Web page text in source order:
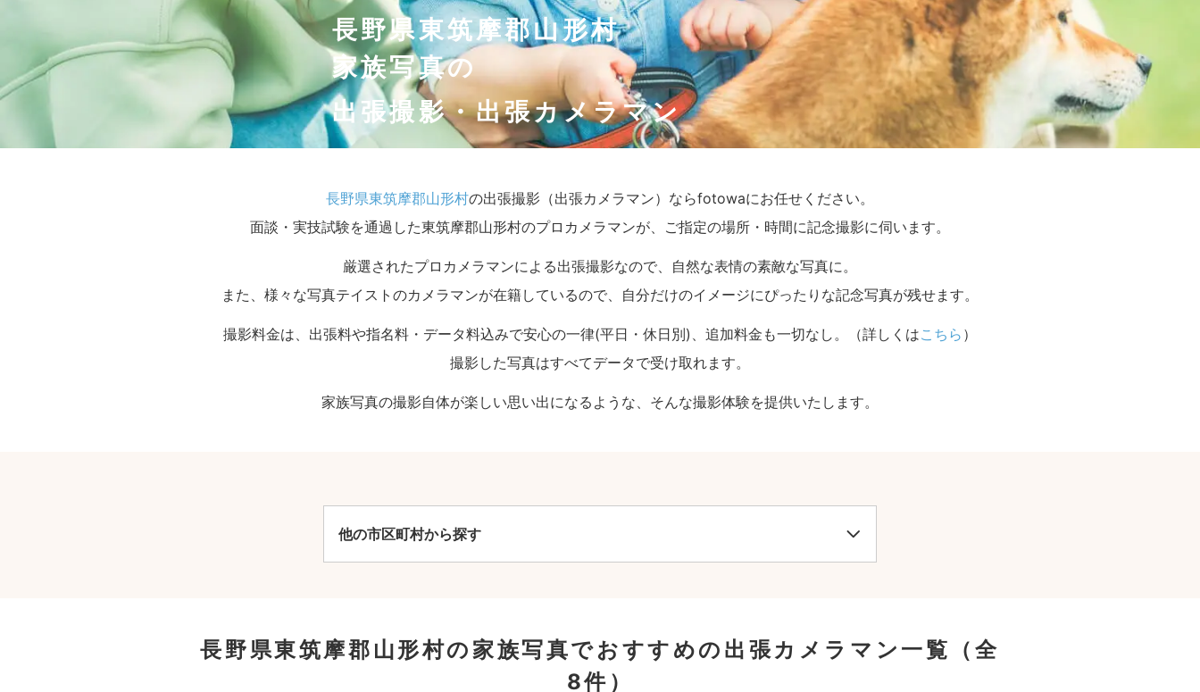
長野県東筑摩郡山形村
家族写真の
出張撮影・出張カメラマン
長野県東筑摩郡山形村の出張撮影（出張カメラマン）ならfotowaにお任せください。
面談・実技試験を通過した東筑摩郡山形村のプロカメラマンが、ご指定の場所・時間に記念撮影に伺います。
厳選されたプロカメラマンによる出張撮影なので、自然な表情の素敵な写真に。
また、様々な写真テイストのカメラマンが在籍しているので、自分だけのイメージにぴったりな記念写真が残せます。
撮影料金は、出張料や指名料・データ料込みで安心の一律(平日・休日別)、追加料金も一切なし。（詳しくはこちら ）
撮影した写真はすべてデータで受け取れます。
家族写真の撮影自体が楽しい思い出になるような、そんな撮影体験を提供いたします。
他の市区町村から探す
長野県東筑摩郡山形村の家族写真でおすすめの出張カメラマン一覧
（全
8件）